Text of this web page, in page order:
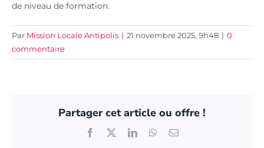
de niveau de formation.
Par Mission Locale Antipolis | 21 novembre 2025, 9h48 | 0
commentaire
Partager cet article ou offre !
Facebook LinkedInWhatsApp
Email